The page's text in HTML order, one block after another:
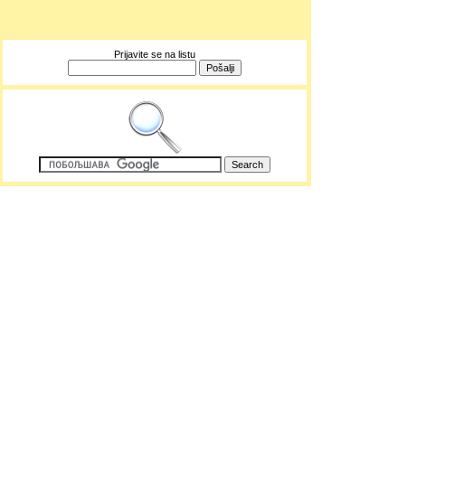
Prijavite se na listu